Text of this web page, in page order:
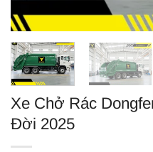
Xe Chở Rác
Đời 2025